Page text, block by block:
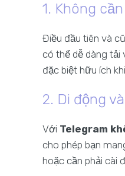
1. Không
Điều đầu tiên và
có thể dễ dàng tải
đặc biệt hữu ích
2. Di động
Với Telegram
cho phép bạn
hoặc cần phải cài